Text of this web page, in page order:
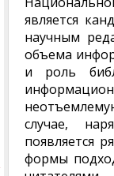
является
научным
объема
и роль
случае,
появляется
формы